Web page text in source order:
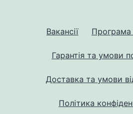
Вакансії Програма
Гарантія та умови
Доставка та умови
Політика